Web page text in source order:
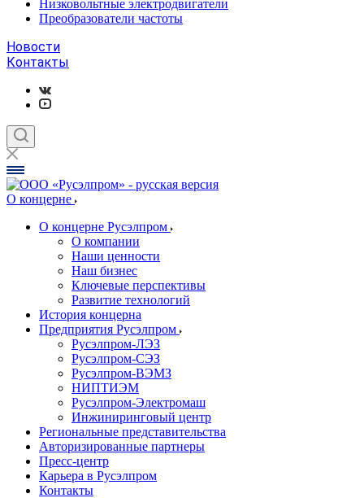
Низковольтные электродвигатели
Преобразователи частоты
Новости
Контакты
О концерне
О концерне Русэлпром
О компании
Наши ценности
Наш бизнес
Ключевые перспективы
Развитие технологий
История концерна
Предприятия Русэлпром
Русэлпром-ЛЭЗ
Русэлпром-СЭЗ
Русэлпром-ВЭМЗ
НИПТИЭМ
Русэлпром-Электромаш
Инжиниринговый центр
Региональные представительства
Авторизированные партнеры
Пресс-центр
Карьера в Русэлпром
Контакты